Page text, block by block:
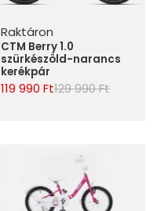
Raktáron
CTM Berry 1.0
szürkészöld-narancs
kerékpár
119 990 Ft129 990 Ft